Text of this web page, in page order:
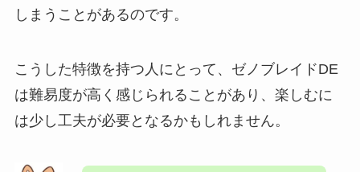
しまうことがあるのです。
こうした特徴を持つ人にとって、ゼノブレイドDE
は難易度が高く感じられることがあり、楽しむに
は少し工夫が必要となるかもしれません。